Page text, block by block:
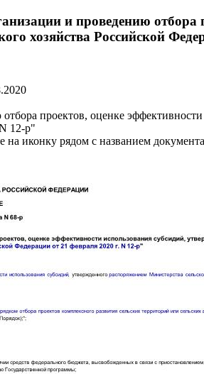
и проведению отбора
хозяйства Российской
проектов, оценке
12-р"
на иконку рядом с названием